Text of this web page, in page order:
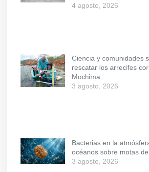
4 agosto, 2026
Ciencia y comunidades
rescatar los arrecifes
Mochima
3 agosto, 2026
Bacterias en la
océanos sobre motas
3 agosto, 2026